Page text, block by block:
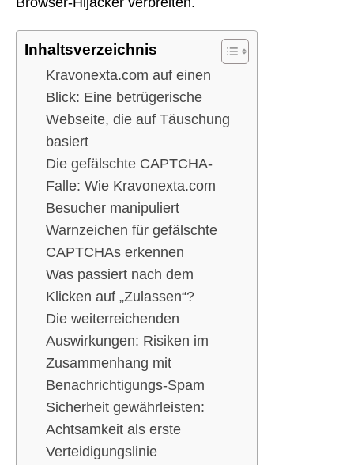
Inhaltsverzeichnis
Kravonexta.com auf einen
Blick: Eine betrügerische
Webseite, die auf Täuschung
basiert
Die gefälschte CAPTCHA-
Falle: Wie Kravonexta.com
Besucher manipuliert
Warnzeichen für gefälschte
CAPTCHAs erkennen
Was passiert nach dem
Klicken auf „Zulassen“?
Die weiterreichenden
Auswirkungen: Risiken im
Zusammenhang mit
Benachrichtigungs-Spam
Sicherheit gewährleisten:
Achtsamkeit als erste
Verteidigungslinie